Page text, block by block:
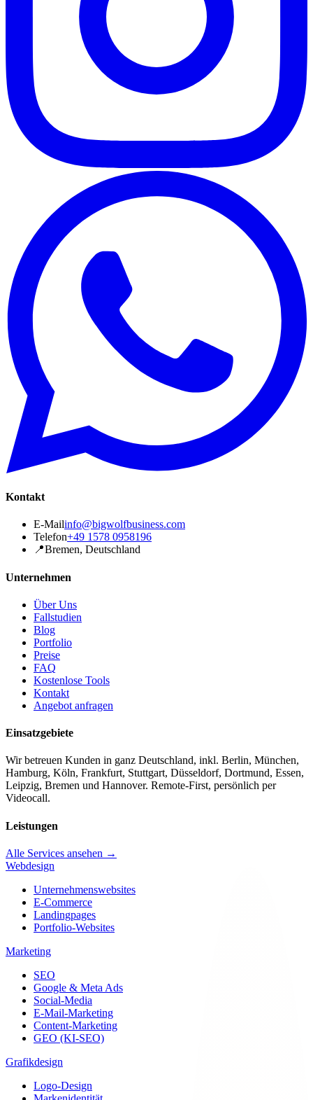
Kontakt
E-Mailinfo@bigwolfbusiness.com
Telefon+49 1578 0958196
📍Bremen, Deutschland
Unternehmen
Über Uns
Fallstudien
Blog
Portfolio
Preise
FAQ
Kostenlose Tools
Kontakt
Angebot anfragen
Einsatzgebiete
Wir betreuen Kunden in ganz Deutschland, inkl. Berlin, München,
Hamburg, Köln, Frankfurt, Stuttgart, Düsseldorf, Dortmund, Essen,
Leipzig, Bremen und Hannover. Remote-First, persönlich per
Videocall.
Leistungen
Alle Services ansehen →
Webdesign
Unternehmenswebsites
E-Commerce
Landingpages
Portfolio-Websites
Marketing
SEO
Google & Meta Ads
Social-Media
E-Mail-Marketing
Content-Marketing
GEO (KI-SEO)
Grafikdesign
Logo-Design